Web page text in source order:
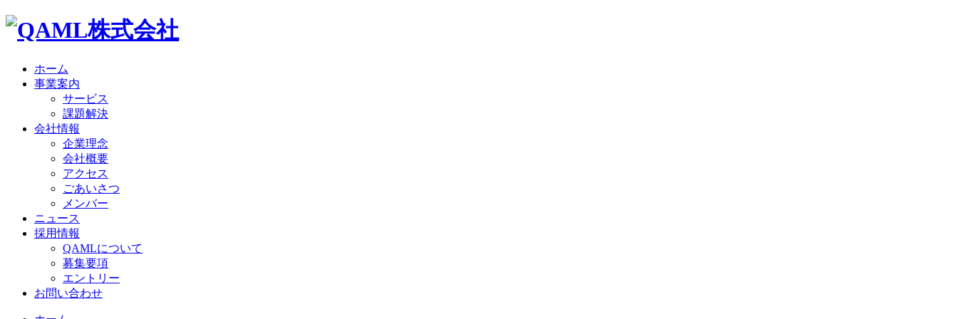
ホーム
事業案内
サービス
課題解決
会社情報
企業理念
会社概要
アクセス
ごあいさつ
メンバー
ニュース
採用情報
QAMLについて
募集要項
エントリー
お問い合わせ